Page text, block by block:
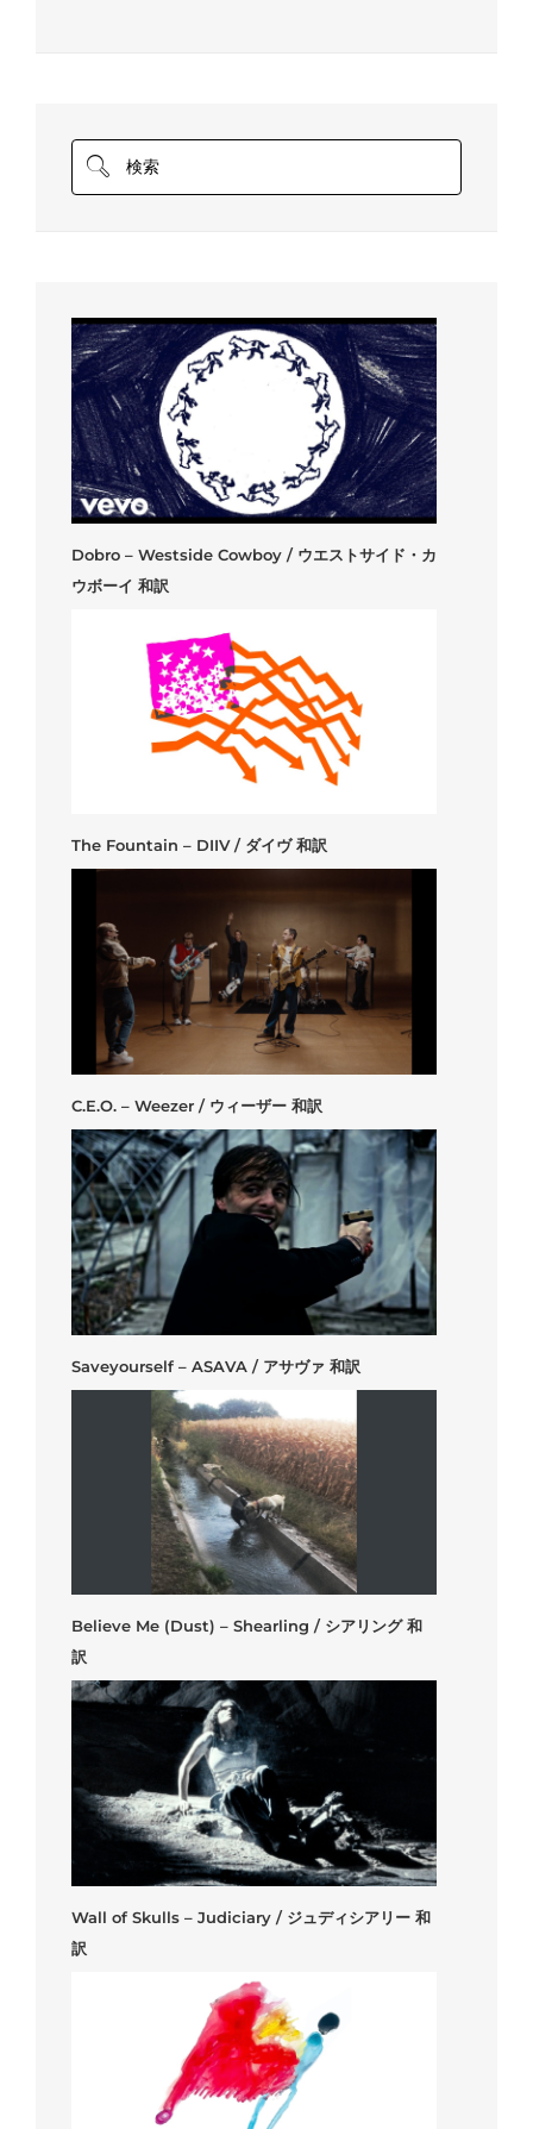
Dobro – Westside Cowboy / ウエストサイド・カ
ウボーイ 和訳
The Fountain – DIIV / ダイヴ 和訳
C.E.O. – Weezer / ウィーザー 和訳
Saveyourself – ASAVA / アサヴァ 和訳
Believe Me (Dust) – Shearling / シアリング 和
訳
Wall of Skulls – Judiciary / ジュディシアリー 和
訳